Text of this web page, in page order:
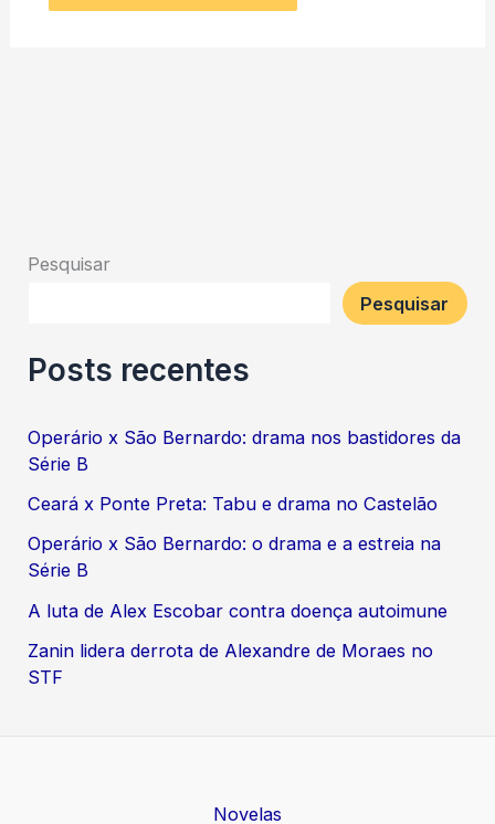
Pesquisar
Pesquisar
Posts recentes
Operário x São Bernardo: drama nos bastidores da
Série B
Ceará x Ponte Preta: Tabu e drama no Castelão
Operário x São Bernardo: o drama e a estreia na
Série B
A luta de Alex Escobar contra doença autoimune
Zanin lidera derrota de Alexandre de Moraes no
STF
Novelas